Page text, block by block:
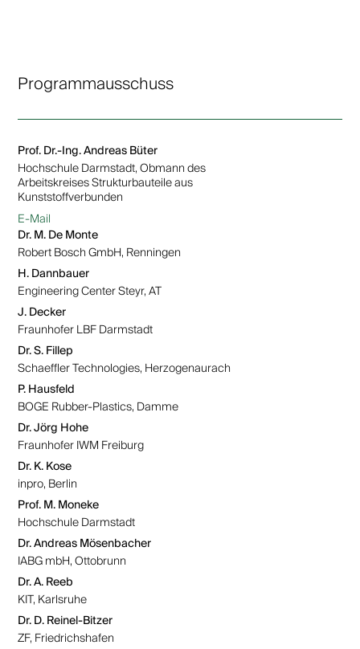
Programmausschuss
Prof. Dr.-Ing. Andreas Büter
Hochschule Darmstadt, Obmann des
Arbeitskreises Strukturbauteile aus
Kunststoffverbunden
E-Mail
Dr. M. De Monte
Robert Bosch GmbH, Renningen
H. Dannbauer
Engineering Center Steyr, AT
J. Decker
Fraunhofer LBF Darmstadt
Dr. S. Fillep
Schaeffler Technologies, Herzogenaurach
P. Hausfeld
BOGE Rubber-Plastics, Damme
Dr. Jörg Hohe
Fraunhofer IWM Freiburg
Dr. K. Kose
inpro, Berlin
Prof. M. Moneke
Hochschule Darmstadt
Dr. Andreas Mösenbacher
IABG mbH, Ottobrunn
Dr. A. Reeb
KIT, Karlsruhe
Dr. D. Reinel-Bitzer
ZF, Friedrichshafen